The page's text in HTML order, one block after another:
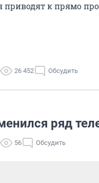
приводят к прямо
26 452 Обсудить
ряд
56 Обсудить